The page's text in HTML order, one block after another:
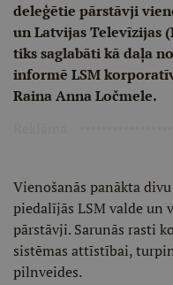
deleģētie pārstāvji
un Latvijas Televīzijas
tiks saglabāti kā daļa
informē LSM
Raina Anna Ločmele.
Vienošanās panākta
piedalījās LSM valde un
pārstāvji. Sarunās rasti
sistēmas attīstībai,
pilnveides.